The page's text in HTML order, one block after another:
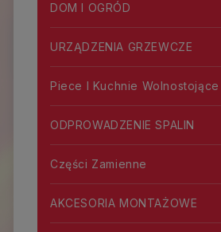
DOM I OGRÓD
URZĄDZENIA GRZEWCZE
Piece I Kuchnie Wolnostojące
ODPROWADZENIE SPALIN
Części Zamienne
AKCESORIA MONTAŻOWE